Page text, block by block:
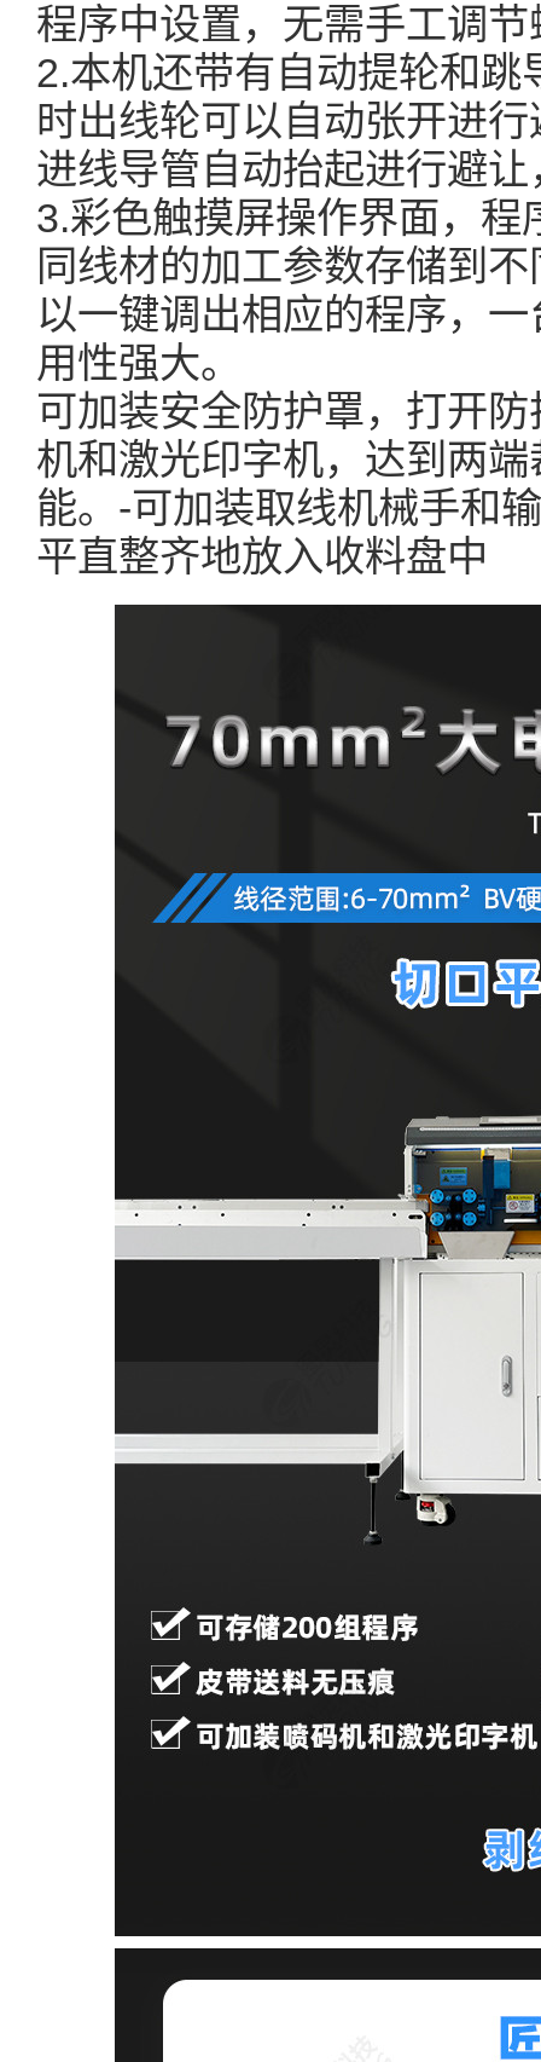
程序中设置，无需手工调
2.本机还带有自动提轮和
时出线轮可以自动张开进
进线导管自动抬起进行避
3.彩色触摸屏操作界面，
同线材的加工参数存储到
以一键调出相应的程序，
用性强大。
可加装安全防护罩，打开
机和激光印字机，达到两
能。-可加装取线机械手和
平直整齐地放入收料盘中